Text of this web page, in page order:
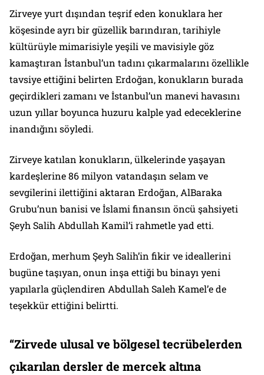
Zirveye yurt dışından teşrif eden konuklara her
köşesinde ayrı bir güzellik barındıran, tarihiyle
kültürüyle mimarisiyle yeşili ve mavisiyle göz
kamaştıran İstanbul’un tadını çıkarmalarını özellikle
tavsiye ettiğini belirten Erdoğan, konukların burada
geçirdikleri zamanı ve İstanbul’un manevi havasını
uzun yıllar boyunca huzuru kalple yad edeceklerine
inandığını söyledi.
Zirveye katılan konukların, ülkelerinde yaşayan
kardeşlerine 86 milyon vatandaşın selam ve
sevgilerini ilettiğini aktaran Erdoğan, AlBaraka
Grubu’nun banisi ve İslami finansın öncü şahsiyeti
Şeyh Salih Abdullah Kamil’i rahmetle yad etti.
Erdoğan, merhum Şeyh Salih’in fikir ve ideallerini
bugüne taşıyan, onun inşa ettiği bu binayı yeni
yapılarla güçlendiren Abdullah Saleh Kamel’e de
teşekkür ettiğini belirtti.
“Zirvede ulusal ve bölgesel tecrübelerden
çıkarılan dersler de mercek altına